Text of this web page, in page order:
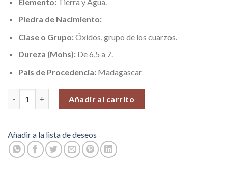
Piedra de Nacimiento:
Clase o Grupo:Óxidos, grupo de los cuarzos.
Dureza (Mohs):De 6,5 a 7.
Pais de Procedencia:Madagascar
Añadir al carrito
Añadir a la lista de deseos